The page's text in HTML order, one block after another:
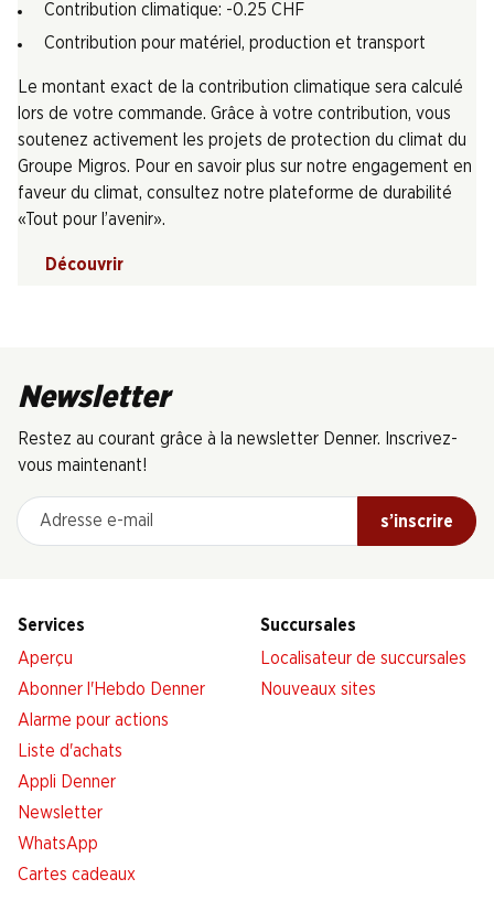
Contribution climatique: -0.25 CHF
Contribution pour matériel, production et transport
Le montant exact de la contribution climatique sera calculé
lors de votre commande. Grâce à votre contribution, vous
soutenez activement les projets de protection du climat du
Groupe Migros. Pour en savoir plus sur notre engagement en
faveur du climat, consultez notre plateforme de durabilité
«Tout pour l’avenir».
Découvrir
Newsletter
Restez au courant grâce à la newsletter Denner. Inscrivez-
vous maintenant!
Adresse e-mail
s’inscrire
Services
Aperçu
Abonner l'Hebdo Denner
Alarme pour actions
Liste d'achats
Appli Denner
Newsletter
WhatsApp
Cartes cadeaux
Succursales
Localisateur de succursales
Nouveaux sites